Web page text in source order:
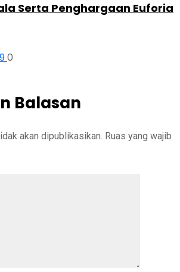
Serta Penghargaan Euforia
0
Balasan
akan dipublikasikan. Ruas yang wajib